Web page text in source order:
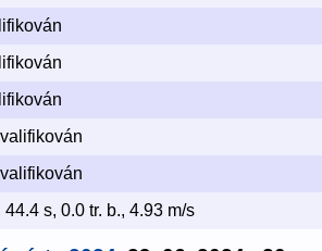
44.4 s, 0.0 tr. b., 4.93 m/s